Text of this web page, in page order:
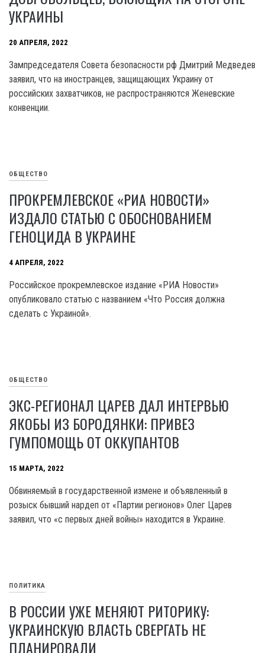
УКРАИНЫ
20 АПРЕЛЯ, 2022
Зампредседателя Совета безопасности рф Дмитрий Медведев
заявил, что на иностранцев, защищающих Украину от
российских захватчиков, не распространяются Женевские
конвенции.
ОБЩЕСТВО
ПРОКРЕМЛЕВСКОЕ «РИА НОВОСТИ»
ИЗДАЛО СТАТЬЮ С ОБОСНОВАНИЕМ
ГЕНОЦИДА В УКРАИНЕ
4 АПРЕЛЯ, 2022
Российское прокремлевское издание «РИА Новости»
опубликовало статью с названием «Что Россия должна
сделать с Украиной».
ОБЩЕСТВО
ЭКС-РЕГИОНАЛ ЦАРЕВ ДАЛ ИНТЕРВЬЮ
ЯКОБЫ ИЗ БОРОДЯНКИ: ПРИВЕЗ
ГУМПОМОЩЬ ОТ ОККУПАНТОВ
15 МАРТА, 2022
Обвиняемый в государственной измене и объявленный в
розыск бывший нардеп от «Партии регионов» Олег Царев
заявил, что «с первых дней войны» находится в Украине.
ПОЛИТИКА
В РОССИИ УЖЕ МЕНЯЮТ РИТОРИКУ:
УКРАИНСКУЮ ВЛАСТЬ СВЕРГАТЬ НЕ
ПЛАНИРОВАЛИ